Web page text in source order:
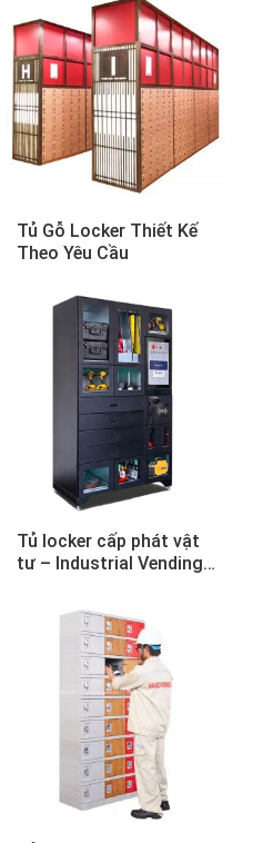
Tủ Gỗ Locker Thiết Kế
Theo Yêu Cầu
Tủ locker cấp phát vật
tư – Industrial Vending